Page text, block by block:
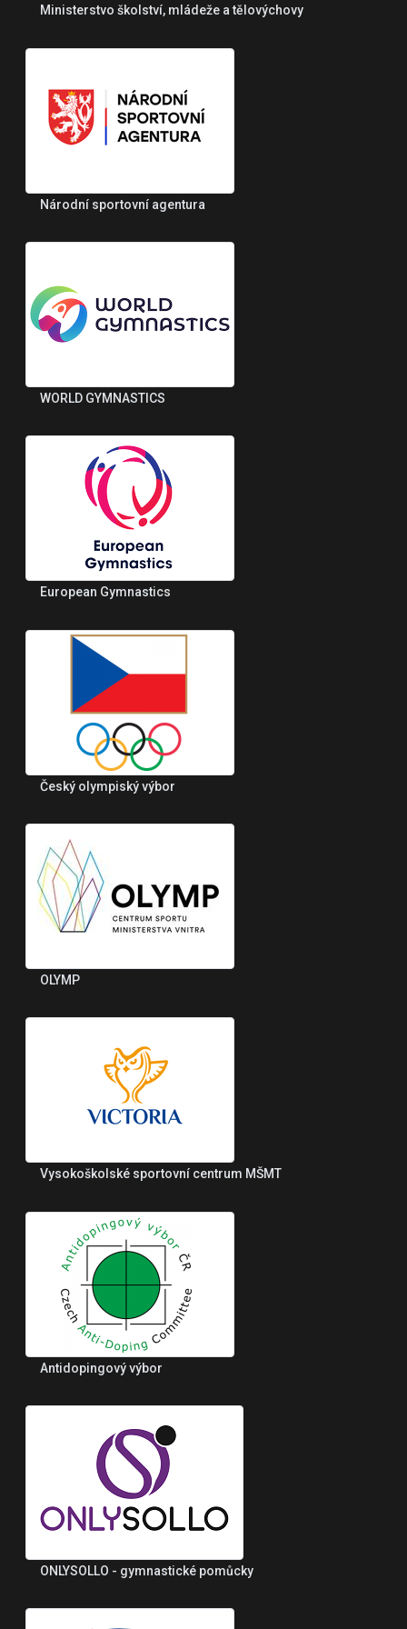
Ministerstvo školství, mládeže a tělovýchovy
Národní sportovní agentura
WORLD GYMNASTICS
European Gymnastics
Český olympiský výbor
OLYMP
Vysokoškolské sportovní centrum MŠMT
Antidopingový výbor
ONLYSOLLO - gymnastické pomůcky